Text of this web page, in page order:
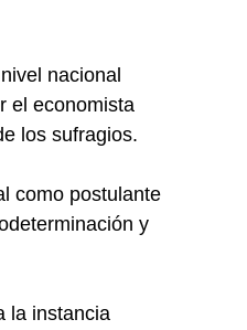
nacional
el economista
los sufragios.
como postulante
y
la instancia